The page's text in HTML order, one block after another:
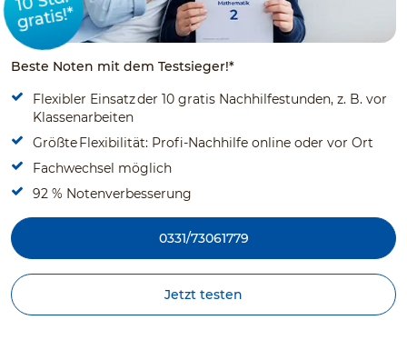
gratis!*
Beste Noten mit dem Testsieger!*
Flexibler Einsatz der 10 gratis Nachhilfestunden, z. B. vor
Klassenarbeiten
Größte Flexibilität: Profi-Nachhilfe online oder vor Ort
Fachwechsel möglich
92 % Notenverbesserung
0331/73061779
Jetzt testen